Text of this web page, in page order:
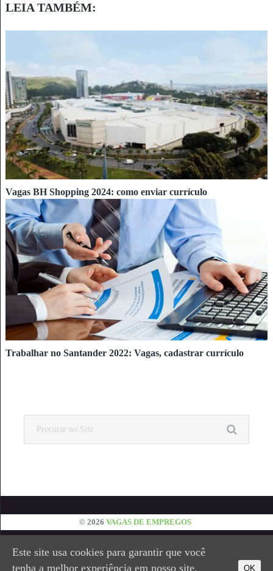
LEIA TAMBÉM:
Vagas BH Shopping 2024: como enviar currículo
Trabalhar no Santander 2022: Vagas, cadastrar currículo
© 2026VAGAS DE EMPREGOS
EMPREGOS JOVEM APRENDIZ
ESTÁGIOS
VESTIBULAR
CONTATO PRIVACIDADE
Este site usa cookies para garantir que você
tenha a melhor experiência em nosso site.
OK